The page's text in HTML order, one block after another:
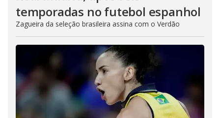
temporadas no futebol espanhol
Zagueira da seleção brasileira assina com o Verdão